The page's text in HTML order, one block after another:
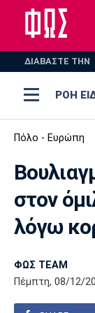
ΔΙΑΒΑΣΤΕ THN
ΡΟΗ
ΒΟΛΕΪ
AUTO-
Super
Super
Γ Εθνική
Ελλάδα
Μπάσκετ
Ελλάδα
Εθνική
EuroLeague
Βόλεϊ
Πόλο
Πόλο - Ευρώπη
στον
λόγω
ΦΩΣ TEAM
Πέμπτη, 08/12/